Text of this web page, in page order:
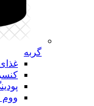
گربه
ووم